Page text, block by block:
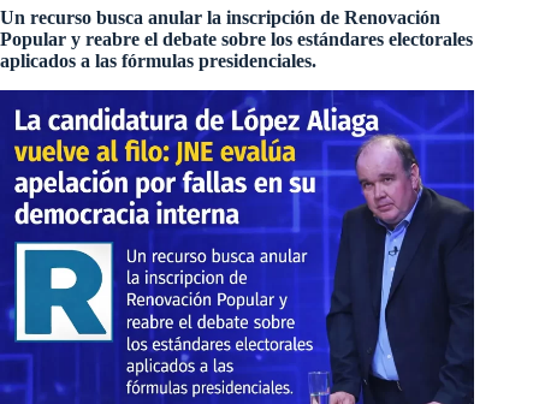
Un recurso busca anular la inscripción de Renovación
Popular y reabre el debate sobre los estándares electorales
aplicados a las fórmulas presidenciales.